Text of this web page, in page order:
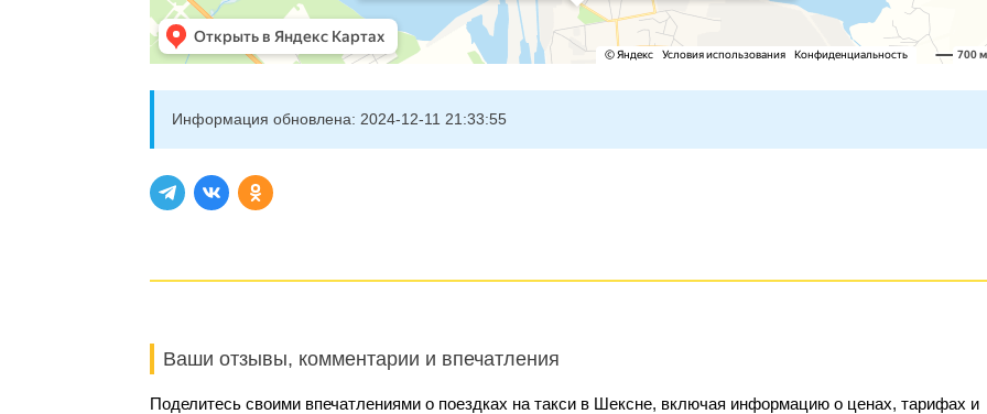
Информация обновлена: 2024-12-11 21:33:55
Ваши отзывы, комментарии и впечатления
Поделитесь своими впечатлениями о поездках на такси в Шексне, включая информацию о ценах, тарифах и